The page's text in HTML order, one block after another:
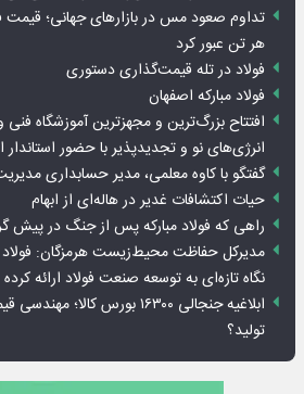
هر تن عبور کرد
فولاد در تله قیمت‌گذاری دستوری
فولاد مبارکه اصفهان
افتتاح بزرگ‌ترین و مجهزترین آموزشگاه
انرژی‌های نو و تجدیدپذیر با حضور
گفتگو با کاوه معلمی، مدیر حسابداری
حیات اکتشافات غدیر در هاله‌ای از ابهام
راهی که فولاد مبارکه پس از جنگ در پیش
مدیرکل حفاظت محیط‌زیست هرمزگان: فولاد
نگاه تازه‌ای به توسعه صنعت فولاد ارائه
ابلاغیه جنجالی ۱۶۳۰۰ بورس
تولید؟